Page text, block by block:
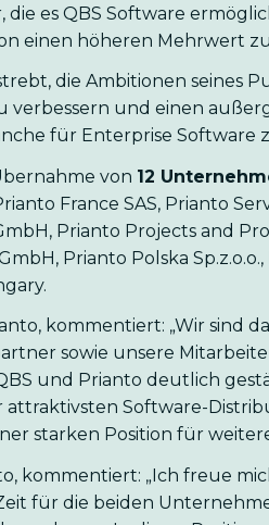
es QBS Software
einen höheren Mehrwert
die Ambitionen seines
verbessern und einen
für Enterprise Software
von 12
France SAS, Prianto
Prianto Projects and
Prianto Polska
kommentiert: „Wir sind
sowie unsere
und Prianto deutlich
attraktivsten Software-
starken Position für
kommentiert: „Ich freue
für die beiden